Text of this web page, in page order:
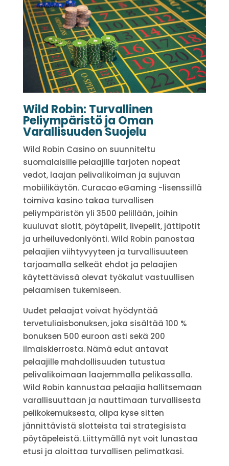
Wild Robin: Turvallinen
Peliympäristö ja Oman
Varallisuuden Suojelu
Wild Robin Casino on suunniteltu
suomalaisille pelaajille tarjoten nopeat
vedot, laajan pelivalikoiman ja sujuvan
mobiilikäytön. Curacao eGaming -lisenssillä
toimiva kasino takaa turvallisen
peliympäristön yli 3500 pelillään, joihin
kuuluvat slotit, pöytäpelit, livepelit, jättipotit
ja urheiluvedonlyönti. Wild Robin panostaa
pelaajien viihtyvyyteen ja turvallisuuteen
tarjoamalla selkeät ehdot ja pelaajien
käytettävissä olevat työkalut vastuullisen
pelaamisen tukemiseen.
Uudet pelaajat voivat hyödyntää
tervetuliaisbonuksen, joka sisältää 100 %
bonuksen 500 euroon asti sekä 200
ilmaiskierrosta. Nämä edut antavat
pelaajille mahdollisuuden tutustua
pelivalikoimaan laajemmalla pelikassalla.
Wild Robin kannustaa pelaajia hallitsemaan
varallisuuttaan ja nauttimaan turvallisesta
pelikokemuksesta, olipa kyse sitten
jännittävistä slotteista tai strategisista
pöytäpeleistä. Liittymällä nyt voit lunastaa
etusi ja aloittaa turvallisen pelimatkasi.